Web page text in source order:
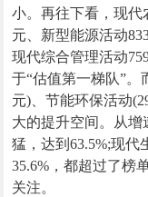
小。再往下看，现代
元、新型能源活动
现代综合管理活动
于“估值第一梯队”。
元)、节能环保活动
大的提升空间。从
猛，达到63.5%;现代
35.6%，都超过了榜
关注。